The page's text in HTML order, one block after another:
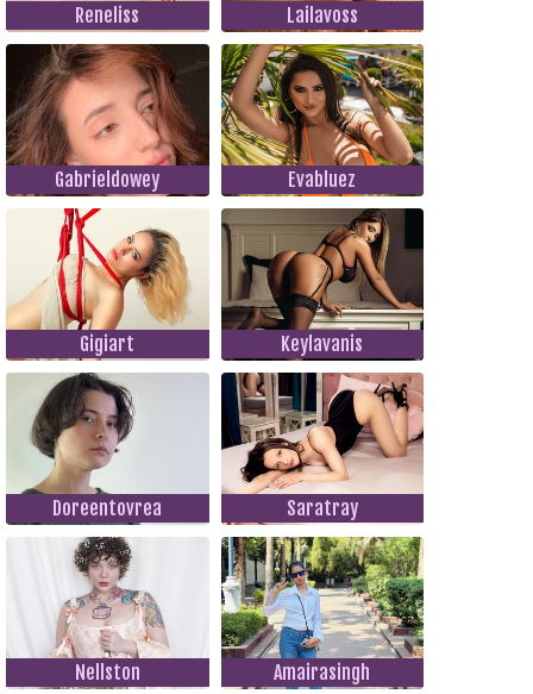
Reneliss Lailavoss
Gabrieldowey Evabluez
Gigiart Keylavanis
Doreentovrea Saratray
Nellston Amairasingh